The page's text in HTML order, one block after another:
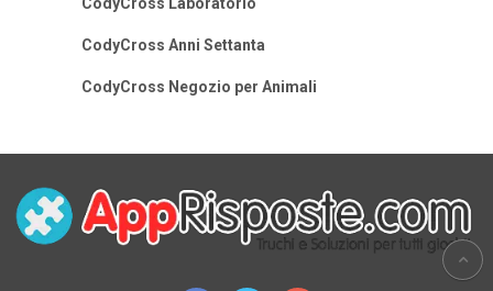
CodyCross Laboratorio
CodyCross Anni Settanta
CodyCross Negozio per Animali